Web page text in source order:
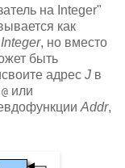
на Integer"
как
Integer, но вместо
быть
адрес J в
@ или
Addr,